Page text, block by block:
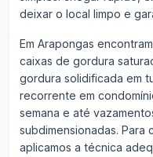
deixar o local limpo e
Em Arapongas
caixas de gordura
gordura solidificada em
recorrente em
semana e até
subdimensionadas. Para
aplicamos a técnica